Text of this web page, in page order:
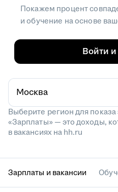
Покажем процент
и обучение на основе
Войти и
Москва
Выберите регион для показа
«Зарплаты» — это доходы,
в вакансиях на hh.ru
Зарплаты и вакансии